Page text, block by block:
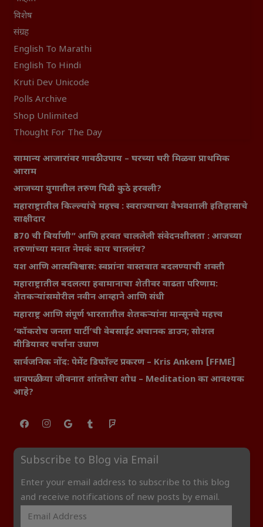
विशेष
संग्रह
English To Marathi
English To Hindi
Kruti Dev Unicode
Polls Archive
Shop Unlimited
Thought For The Day
सामान्य आजारांवर गावठी उपाय – घरच्या घरी मिळवा प्राथमिक
आराम
आजच्या युगातील तरुण पिढी कुठे हरवली?
महाराष्ट्रातील किल्ल्यांचे महत्त्व : स्वराज्याच्या वैभवशाली इतिहासाचे
साक्षीदार
₹370 ची बिर्याणी” आणि हरवत चाललेली संवेदनशीलता : आजच्या
तरुणांच्या मनात नेमकं काय चाललंय?
यश आणि आत्मविश्वास: स्वप्नांना वास्तवात बदलण्याची शक्ती
महाराष्ट्रातील बदलत्या हवामानाचा शेतीवर वाढता परिणाम:
शेतकऱ्यांसमोरील नवीन आव्हाने आणि संधी
महाराष्ट्र आणि संपूर्ण भारतातील शेतकऱ्यांना मान्सूनचे महत्त्व
‘कॉकरोच जनता पार्टी’ची वेबसाईट अचानक डाउन; सोशल
मीडियावर चर्चांना उधाण
सार्वजनिक नोंद: पेमेंट डिफॉल्ट प्रकरण – Kris Ankem [FFME]
धावपळीच्या जीवनात शांततेचा शोध – Meditation का आवश्यक
आहे?
Subscribe to Blog via Email
Enter your email address to subscribe to this blog
and receive notifications of new posts by email.